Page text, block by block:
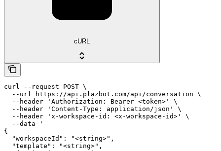
cURL
curl --request POST \
  --url https://api.plazbot.com/api/conversation \
  --header 'Authorization: Bearer <token>' \
  --header 'Content-Type: application/json' \
  --header 'x-workspace-id: <x-workspace-id>' \
  --data '
{
  "workspaceId": "<string>",
  "template": "<string>",